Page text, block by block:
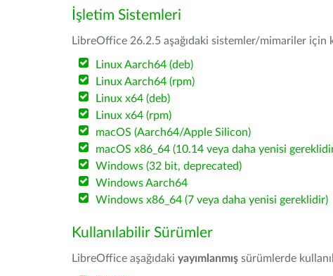
İşletim Sistemleri
LibreOffice 26.2.5 aşağıdaki sistemler/mimariler için
Linux Aarch64 (deb)
Linux Aarch64 (rpm)
Linux x64 (deb)
Linux x64 (rpm)
macOS (Aarch64/Apple Silicon)
macOS x86_64 (10.14 veya daha yenisi
Windows (32 bit, deprecated)
Windows Aarch64
Windows x86_64 (7 veya daha yenisi gereklidir)
Kullanılabilir Sürümler
LibreOffice aşağıdaki yayımlanmış sürümlerde